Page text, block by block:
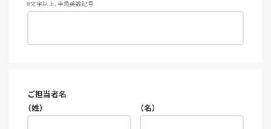
8文字以上、半角英数記号
ご担当者名
（姓）
（名）